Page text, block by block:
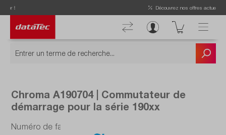
Découvrez nos offres actuelles !
Chroma A190704 | Commutateur de
démarrage pour la série 190xx
Numéro de fabrication : A190704
Now viewing Points forts section